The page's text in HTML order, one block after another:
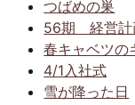
つばめの巣
56期 経営計
春キャベツの
4/1入社式
雪が降った日